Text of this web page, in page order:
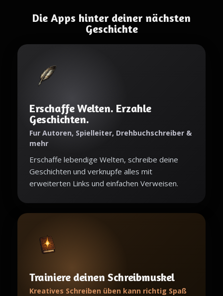
Die Apps hinter deiner nächsten
Geschichte
Erschaffe Welten. Erzahle
Geschichten.
Fur Autoren, Spielleiter, Drehbuchschreiber &
mehr
Erschaffe lebendige Welten, schreibe deine
Geschichten und verknupfe alles mit
erweiterten Links und einfachen Verweisen.
Trainiere deinen Schreibmuskel
Kreatives Schreiben üben kann richtig Spaß